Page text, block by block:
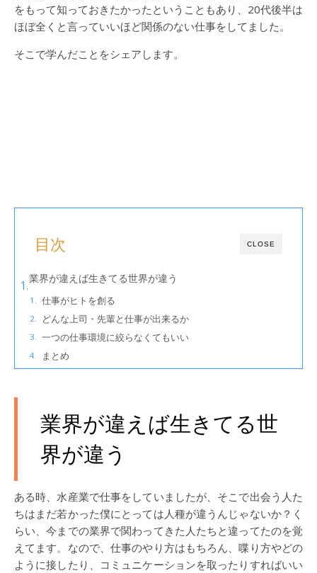
をもって知っておきたかったということもあり、20代後半は
ほぼ全くと言っていいほど関係のない仕事をしてました。
そこで学んだことをシェアします。
CLOSE
目次
業界が違えば生きてる世界が違う
仕事がヒトを創る
どんな上司・先輩と仕事が出来るか
一つの仕事環境に絞らなくてもいい
まとめ
業界が違えば生きてる世
界が違う
ある時、水産業で仕事をしていましたが、そこで出会う人た
ちはまだ若かった僕にとっては人種が違うんじゃないか？く
らい、今までの業界で関わってきた人たちと違ってたのを覚
えてます。なので、仕事のやり方はもちろん、喋り方やどの
ように接したり、コミュニケーションを取ったりすればいい